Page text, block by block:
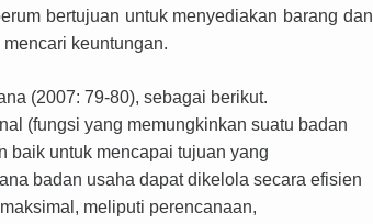
bertujuan untuk menyediakan barang dan
keuntungan.
(2007: 79-80), sebagai berikut.
(fungsi yang memungkinkan suatu badan
baik untuk mencapai tujuan yang
badan usaha dapat dikelola secara efisien
meliputi perencanaan,